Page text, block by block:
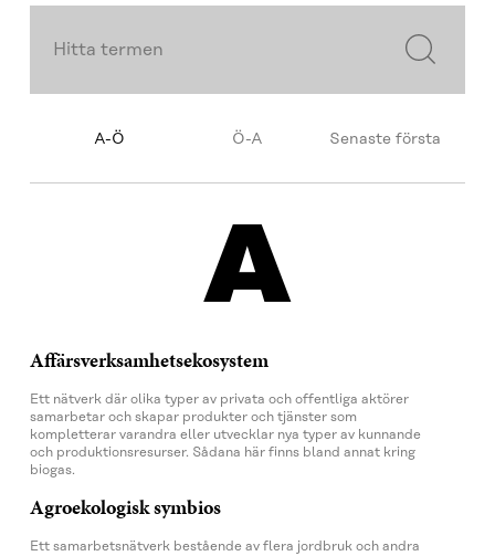
termen
A-Ö Ö-A Senaste första
A
Affärsverksamhetsekosystem
Ett nätverk där olika typer av privata och offentliga aktörer
samarbetar och skapar produkter och tjänster som
kompletterar varandra eller utvecklar nya typer av kunnande
och produktionsresurser. Sådana här finns bland annat kring
biogas.
Agroekologisk symbios
Ett samarbetsnätverk bestående av flera jordbruk och andra